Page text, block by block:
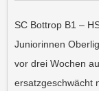
SC Bottrop B1 –
Juniorinnen
vor drei Wochen
ersatzgeschwächt